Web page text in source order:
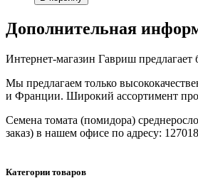
Дополнительная
Интернет-магазин Гавриш
Мы предлагаем только
и Франции. Широкий ассортимент
Семена томата (помидора)
заказ) в нашем офисе по адресу:
Категории товаров